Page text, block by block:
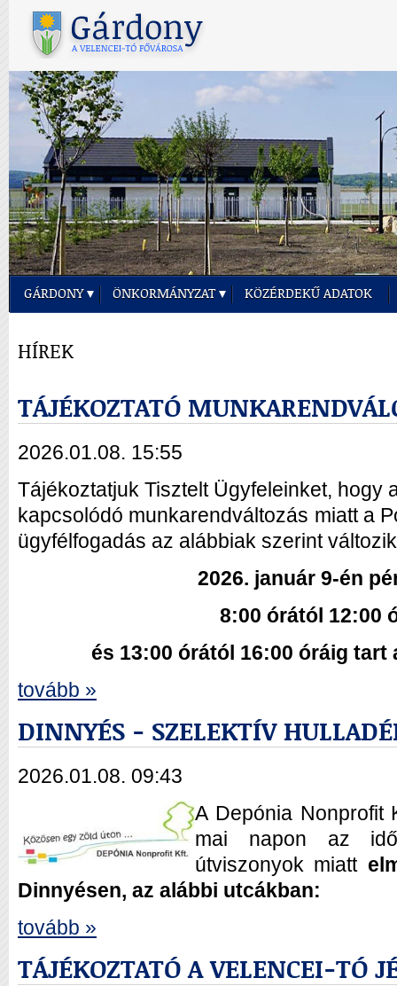
GÁRDONY ÖNKORMÁNYZAT KÖZÉRDEKŰ ADATOK
HÍREK
TÁJÉKOZTATÓ
2026.01.08. 15:55
Tájékoztatjuk Tisztelt Ügyfeleinket, hogy
kapcsolódó munkarendváltozás miatt a
ügyfélfogadás az alábbiak szerint
2026. január 9-én
8:00 órától 12:00
és 13:00 órától 16:00 óráig tart
tovább »
DINNYÉS - SZELEKTÍV
2026.01.08. 09:43
A Depónia Nonprofit
mai napon az
útviszonyok miatt
Dinnyésen, az alábbi utcákban:
tovább »
TÁJÉKOZTATÓ A VELENCEI-TÓ